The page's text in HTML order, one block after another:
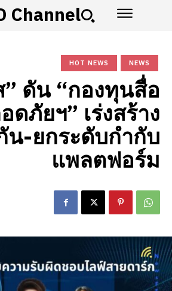
Channel
HOT NEWS NEWS
ดัน “กองทุนสื่อ
ดภัยฯ” เร่งสร้าง
-ยกระดับกำกับ
แพลตฟอร์ม